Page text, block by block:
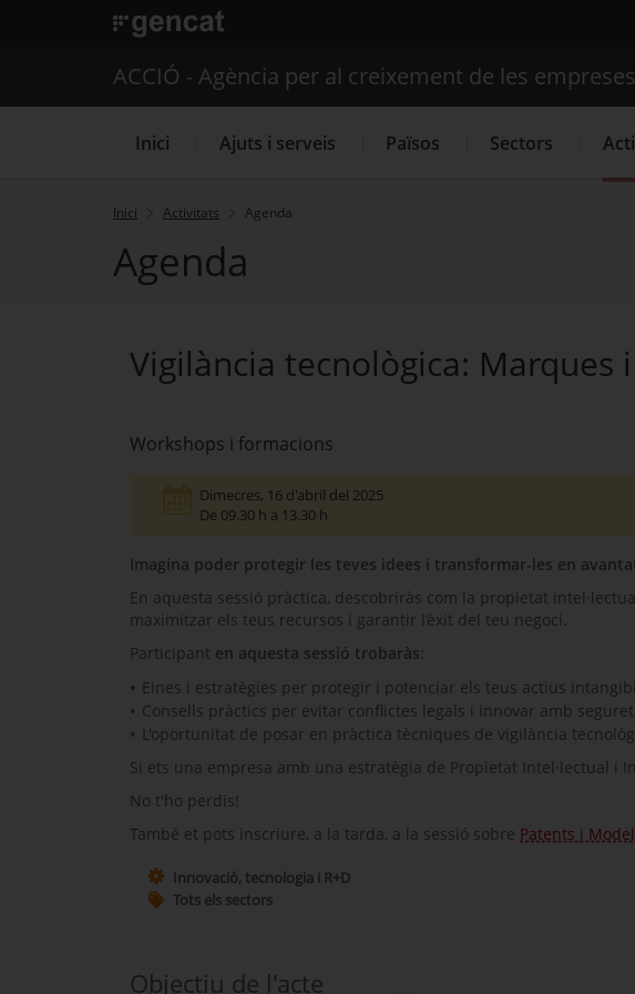
. Obre en una nova finestra.
Serveis d'internacionalització
ACCIÓ - Agència per al creixement de les empreses
Inici Ajuts i serveis Països Sectors
Inici Activitats Agenda
Agenda
Vigilància tecnològica: Marques
Workshops i formacions
Dimecres, 16 d'abril del 2025
De 09.30 h a 13.30 h
Imagina poder protegir les teves idees i transformar-les en
En aquesta sessió pràctica, descobriràs com la propietat
maximitzar els teus recursos i garantir l’èxit del teu negoci.
Participant en aquesta sessió trobaràs:
Eines i estratègies per protegir i potenciar els teus actius
Consells pràctics per evitar conflictes legals i innovar amb
L'oportunitat de posar en pràctica tècniques de vigilància
Si ets una empresa amb una estratègia de Propietat Intel·lectual i
No t'ho perdis!
També et pots inscriure, a la tarda, a la sessió sobre Patents i
Innovació, tecnologia i R+D
Tots els sectors
Objectiu de l'acte